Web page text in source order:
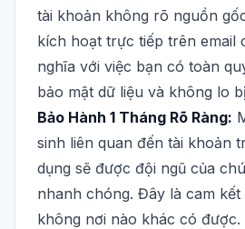
tài khoản không rõ nguồn
kích hoạt trực tiếp trên email
nghĩa với việc bạn có toàn
bảo mật dữ liệu và không lo
Bảo Hành 1 Tháng Rõ Ràng:
sinh liên quan đến tài khoản
dụng sẽ được đội ngũ của
nhanh chóng. Đây là cam kết
không nơi nào khác có được.